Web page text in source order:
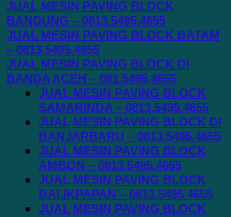
JUAL MESIN PAVING BLOCK
BANDUNG – 0813.5495.4655
JUAL MESIN PAVING BLOCK BATAM
– 0813.5495.4655
JUAL MESIN PAVING BLOCK DI
BANDA ACEH – 081.5495.4655
JUAL MESIN PAVING BLOCK
SAMARINDA – 0813.5495.4655
JUAL MESIN PAVING BLOCK DI
BANJARBARU – 0813.5495.4655
JUAL MESIN PAVING BLOCK
AMBON – 0813.5495.4655
JUAL MESIN PAVING BLOCK
BALIKPAPAN – 0813.5495.4655
JUAL MESIN PAVING BLOCK